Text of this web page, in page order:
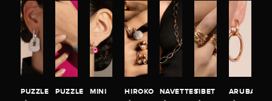
PUZZLE
PUZZLE
MINI
HIROKO NAVETTESTIBET ARUBA